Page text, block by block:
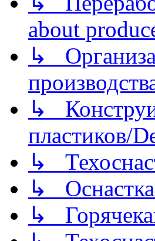
about
↳
↳
пластиков/
↳
↳ Оснастка
↳